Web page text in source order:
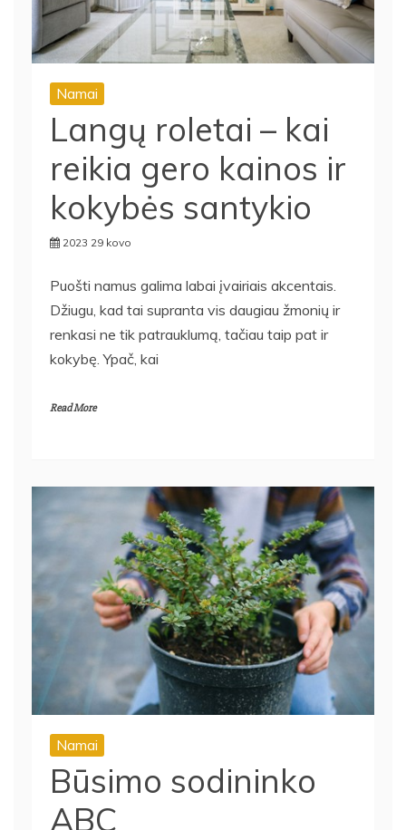
Namai
Langų roletai – kai
reikia gero kainos ir
kokybės santykio
Puošti namus galima labai įvairiais akcentais.
Džiugu, kad tai supranta vis daugiau žmonių ir
renkasi ne tik patrauklumą, tačiau taip pat ir
kokybę. Ypač, kai
Read More
Namai
Būsimo sodininko
ABC